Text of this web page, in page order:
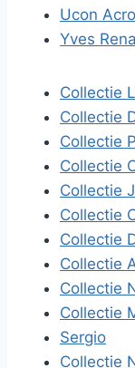
Ucon
Yves
Collectie
Collectie
Collectie
Collectie
Collectie
Collectie
Collectie
Collectie
Collectie
Collectie
Sergio
Collectie